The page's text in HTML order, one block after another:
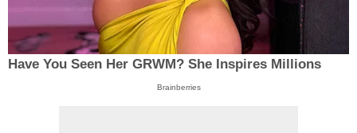
Have You Seen Her GRWM? She Inspires Millions
Brainberries